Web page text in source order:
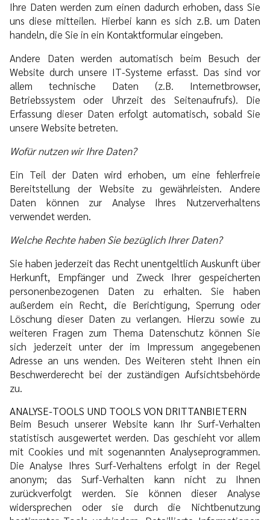
Ihre Daten werden zum einen dadurch erhoben, dass Sie
uns diese mitteilen. Hierbei kann es sich z.B. um Daten
handeln, die Sie in ein Kontaktformular eingeben.
Andere Daten werden automatisch beim Besuch der
Website durch unsere IT-Systeme erfasst. Das sind vor
allem technische Daten (z.B. Internetbrowser,
Betriebssystem oder Uhrzeit des Seitenaufrufs). Die
Erfassung dieser Daten erfolgt automatisch, sobald Sie
unsere Website betreten.
Wofür nutzen wir Ihre Daten?
Ein Teil der Daten wird erhoben, um eine fehlerfreie
Bereitstellung der Website zu gewährleisten. Andere
Daten können zur Analyse Ihres Nutzerverhaltens
verwendet werden.
Welche Rechte haben Sie bezüglich Ihrer Daten?
Sie haben jederzeit das Recht unentgeltlich Auskunft über
Herkunft, Empfänger und Zweck Ihrer gespeicherten
personenbezogenen Daten zu erhalten. Sie haben
außerdem ein Recht, die Berichtigung, Sperrung oder
Löschung dieser Daten zu verlangen. Hierzu sowie zu
weiteren Fragen zum Thema Datenschutz können Sie
sich jederzeit unter der im Impressum angegebenen
Adresse an uns wenden. Des Weiteren steht Ihnen ein
Beschwerderecht bei der zuständigen Aufsichtsbehörde
zu.
ANALYSE-TOOLS UND TOOLS VON DRITTANBIETERN
Beim Besuch unserer Website kann Ihr Surf-Verhalten
statistisch ausgewertet werden. Das geschieht vor allem
mit Cookies und mit sogenannten Analyseprogrammen.
Die Analyse Ihres Surf-Verhaltens erfolgt in der Regel
anonym; das Surf-Verhalten kann nicht zu Ihnen
zurückverfolgt werden. Sie können dieser Analyse
widersprechen oder sie durch die Nichtbenutzung